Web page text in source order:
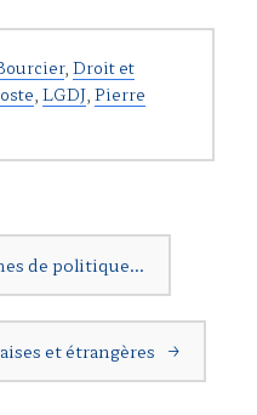
, Droit et
LGDJ Pierre
de politique…
et étrangères →